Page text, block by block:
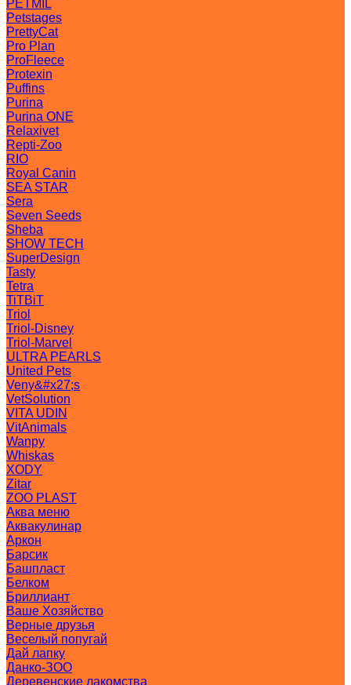
PETMIL
Petstages
PrettyCat
Pro Plan
ProFleece
Protexin
Puffins
Purina
Purina ONE
Relaxivet
Repti-Zoo
RIO
Royal Canin
SEA STAR
Sera
Seven Seeds
Sheba
SHOW TECH
SuperDesign
Tasty
Tetra
TiTBiT
Triol
Triol-Disney
Triol-Marvel
ULTRA PEARLS
United Pets
Veny&#x27;s
VetSolution
VITA UDIN
VitAnimals
Wanpy
Whiskas
XODY
Zitar
ZOO PLAST
Аква меню
Аквакулинар
Аркон
Барсик
Башпласт
Белком
Бриллиант
Ваше Хозяйство
Верные друзья
Веселый попугай
Дай лапку
Данко-ЗОО
Деревенские лакомства